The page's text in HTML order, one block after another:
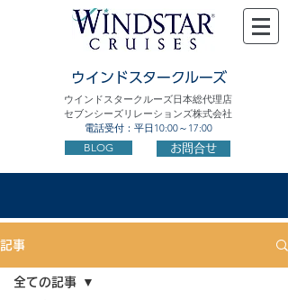
ウインドスタークルーズ
ウインドスタークルーズ日本総代理店
セブンシーズリレーションズ株式会社
電話受付：平日10:00～17:00
BLOG お問合せ
記事
全ての記事